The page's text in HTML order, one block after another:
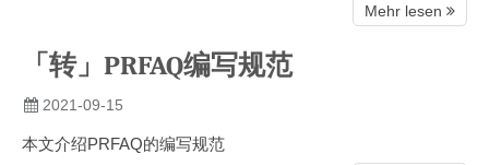
Mehr lesen
「转」PRFAQ编写规范
2021-09-15
本文介绍PRFAQ的编写规范